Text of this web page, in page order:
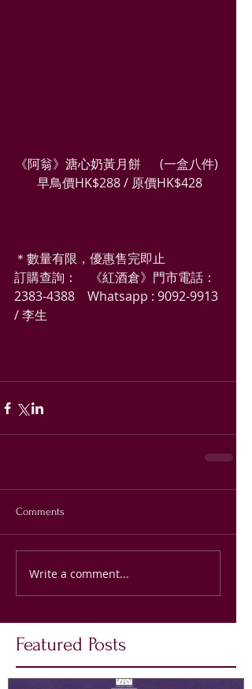
《阿翁》溏心奶黃月餅      (一盒八件)
早鳥價HK$288 / 原價HK$428
＊數量有限，優惠售完即止
訂購查詢：　《紅酒倉》門市電話：
2383-4388    Whatsapp : 9092-9913
/ 李生
Comments
Write a comment...
Featured Posts